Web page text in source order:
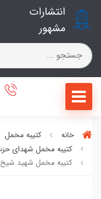
انتشارات
مشهور
خانه کتیبه مخمل
کتیبه مخمل شهدای حزب
کتیبه مخمل شهید